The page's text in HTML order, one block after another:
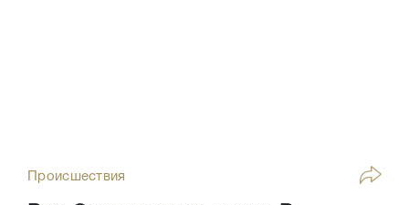
Происшествия